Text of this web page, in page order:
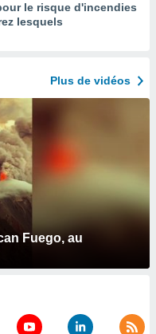
le risque d'incendies
lesquels
Plus de vidéos
Fuego, au